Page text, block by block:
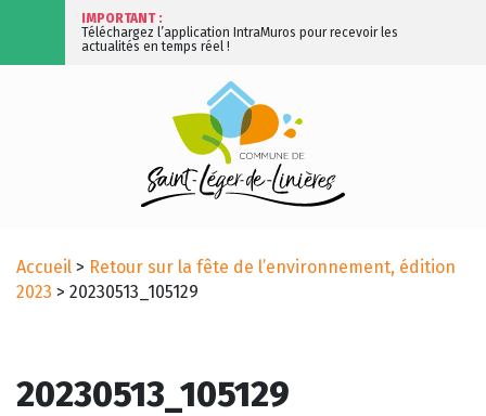
IMPORTANT :
Téléchargez l’application IntraMuros pour recevoir les
actualités en temps réel !
Accueil > Retour sur la fête de l’environnement, édition
2023 > 20230513_105129
20230513_105129